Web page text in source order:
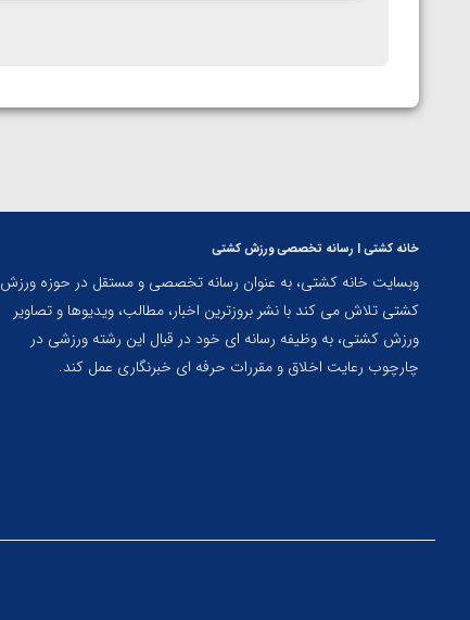
خانه کشتی | رسانه تخصصی ورزش کشتی
وبسایت خانه کشتی، به عنوان رسانه تخصصی و مستقل در حوزه ورزش
کشتی تلاش می کند با نشر بروزترین اخبار، مطالب، ویدیوها و تصاویر
ورزش کشتی، به وظیفه رسانه ای خود در قبال این رشته ورزشی در
چارچوب رعایت اخلاق و مقررات حرفه ای خبرنگاری عمل کند.